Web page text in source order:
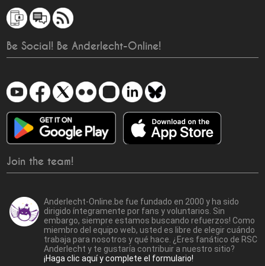
Be Social! Be Anderlecht-Online!
Join the team!
Anderlecht-Online.be fue fundado en 2000 y ha sido
dirigido íntegramente por fans y voluntarios. Sin
embargo, siempre estamos buscando refuerzos! Como
miembro del equipo web, usted es libre de elegir cuándo
trabaja para nosotros y qué hace. ¿Eres fanático de RSC
Anderlecht y te gustaría contribuir a nuestro sitio?
¡Haga clic aquí y complete el formulario!